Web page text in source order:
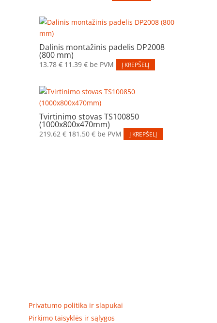
Dalinis montažinis padelis DP2008
(800 mm)
13.78 € 11.39 €be PVM Į KREPŠELĮ
Tvirtinimo stovas TS100850
(1000x800x470mm)
219.62 € 181.50 €be PVM Į KREPŠELĮ
Privatumo politika ir slapukai
Pirkimo taisyklės ir sąlygos